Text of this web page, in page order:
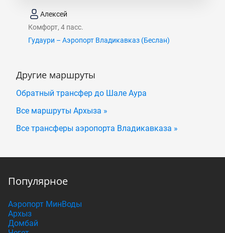
Алексей
Комфорт, 4 пасс.
Гудаури – Аэропорт Владикавказ (Беслан)
Другие маршруты
Обратный трансфер до Шале Аура
Все маршруты Архыза »
Все трансферы аэропорта Владикавказа »
Популярное
Аэропорт МинВоды
Архыз
Домбай